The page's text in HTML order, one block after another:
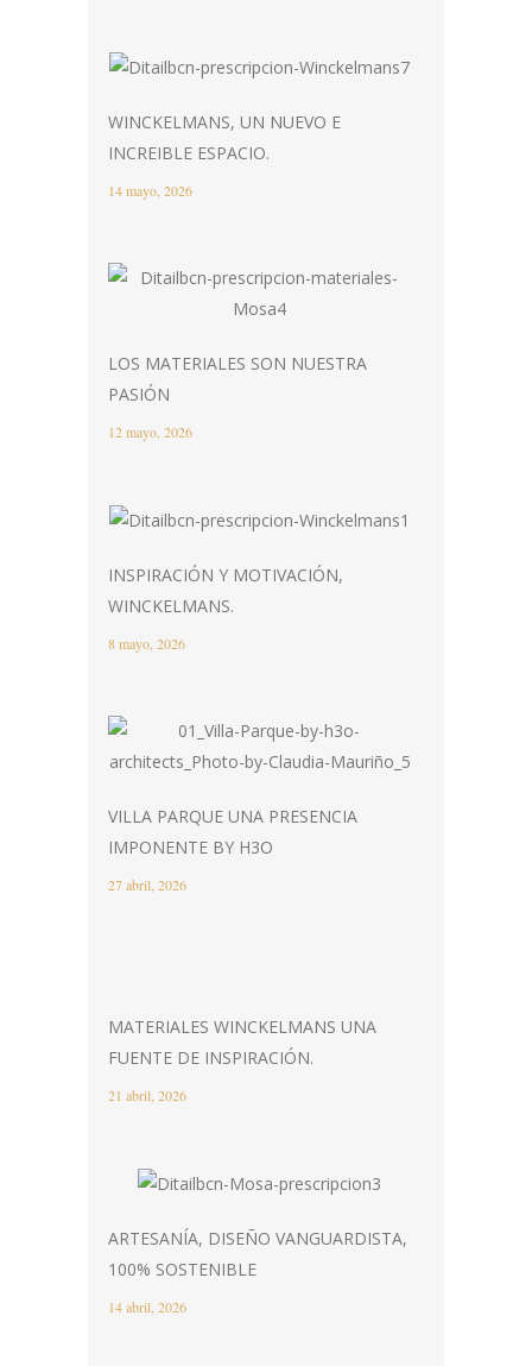
WINCKELMANS, UN NUEVO E
INCREIBLE ESPACIO.
14 mayo, 2026
LOS MATERIALES SON NUESTRA
PASIÓN
12 mayo, 2026
INSPIRACIÓN Y MOTIVACIÓN,
WINCKELMANS.
8 mayo, 2026
VILLA PARQUE UNA PRESENCIA
IMPONENTE BY H3O
27 abril, 2026
MATERIALES WINCKELMANS UNA
FUENTE DE INSPIRACIÓN.
21 abril, 2026
ARTESANÍA, DISEÑO VANGUARDISTA,
100% SOSTENIBLE
14 abril, 2026